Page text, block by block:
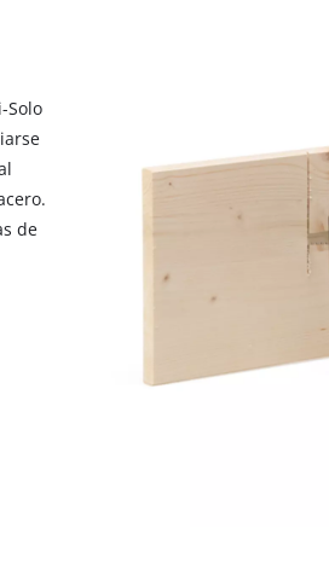
el servicio Google Maps!
is not permitted to load due
that are not disclosed to the
website owner needs to setup
their CMP to add this content
list of technologies used.
Usercentrics Consent
Solo
de